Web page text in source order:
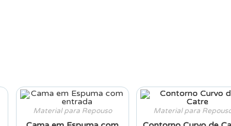
Material para Repouso Material para